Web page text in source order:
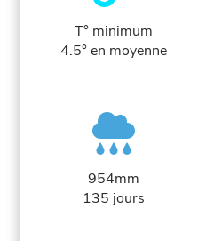
T° minimum
4.5° en moyenne
954mm
135 jours